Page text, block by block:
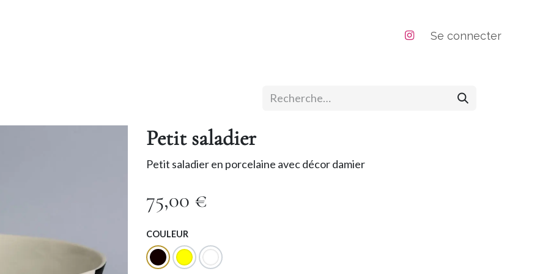
Se connecter
Petit saladier
Petit saladier en porcelaine avec décor damier
75,00 €
COULEUR